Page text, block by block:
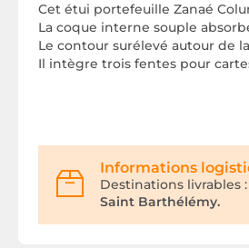
Cet étui portefeuille Zanaé
La coque interne souple
Le contour surélevé autour de
Il intègre trois fentes pour
Informations
Destinations livrables :
Saint Barthélémy.